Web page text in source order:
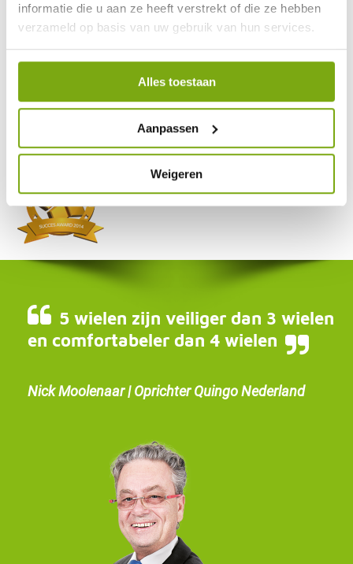
informatie die u aan ze heeft verstrekt of die ze hebben
verzameld op basis van uw gebruik van hun services.
Alles toestaan
Aanpassen
Weigeren
5 wielen zijn veiliger dan 3 wielen
en comfortabeler dan 4 wielen
Nick Moolenaar | Oprichter Quingo Nederland